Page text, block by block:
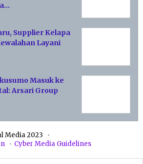
Supplier Kelapa
Layani
Masuk ke
Arsari Group
Media 2023
Cyber Media Guidelines